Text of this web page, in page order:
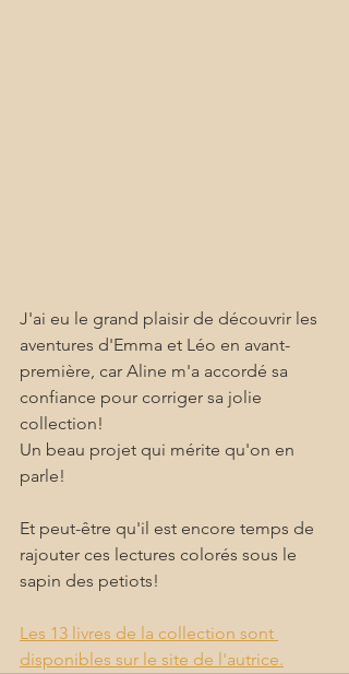
J'ai eu le grand plaisir de découvrir les
aventures d'Emma et Léo en avant-
première, car Aline m'a accordé sa
confiance pour corriger sa jolie
collection!
Un beau projet qui mérite qu'on en
parle!
Et peut-être qu'il est encore temps de
rajouter ces lectures colorés sous le
sapin des petiots!
Les 13 livres de la collection sont
disponibles sur le site de l'autrice.